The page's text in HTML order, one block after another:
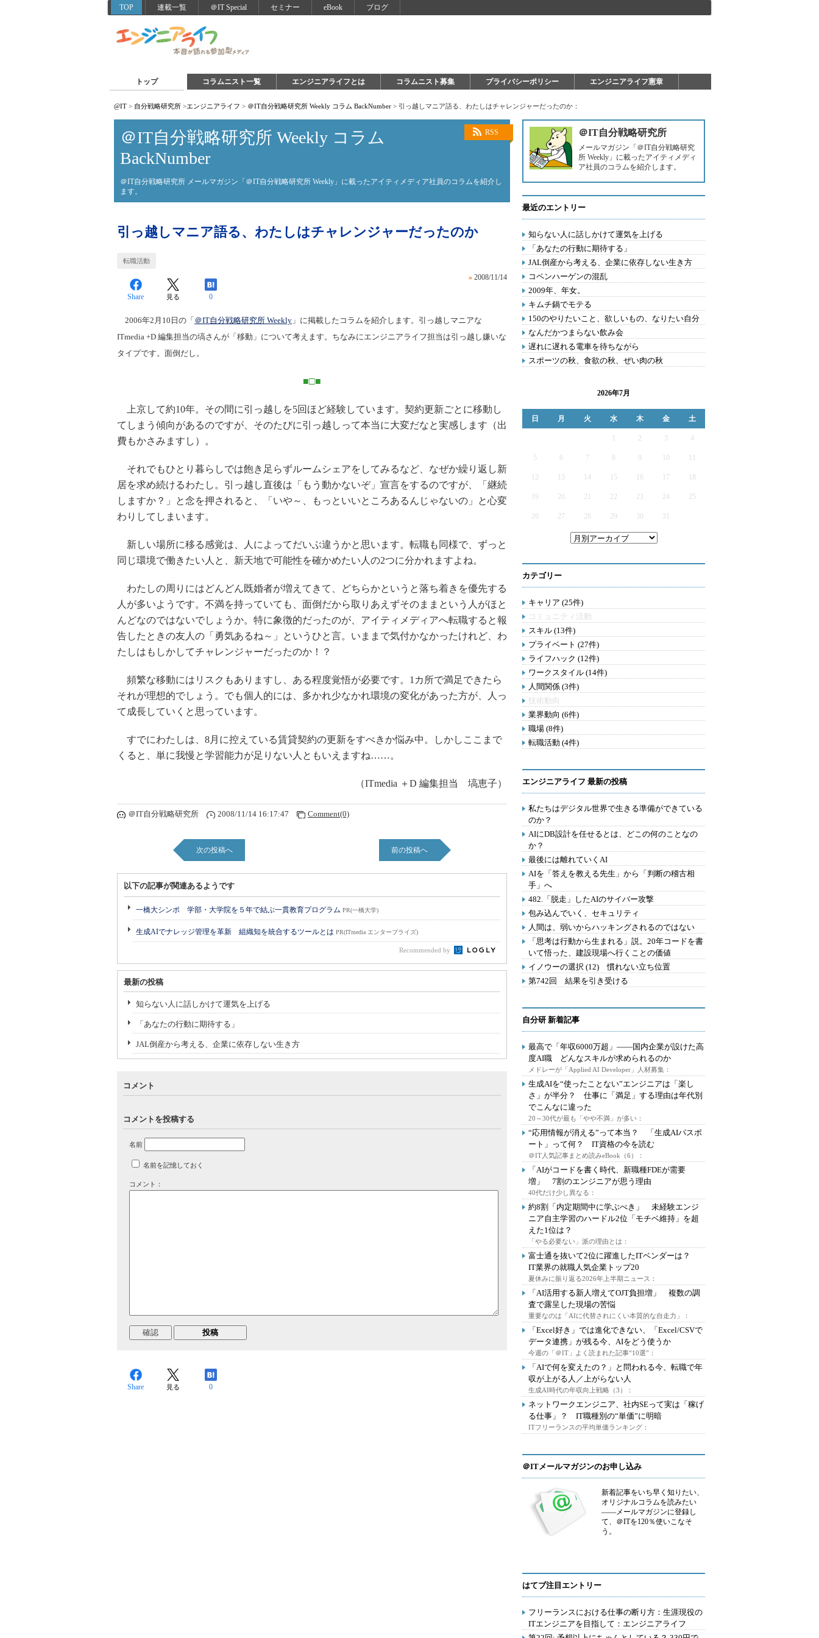
TOP 連載一覧 ＠IT Special セミナー eBook ブログ
トップ コラムニスト一覧 エンジニアライフとは コラムニスト募集 プライバシーポリシー エンジニアライフ憲章
@IT > 自分戦略研究所 >エンジニアライフ > ＠IT自分戦略研究所 Weekly コラム BackNumber > 引っ越しマニア語る、わたしはチャレンジャーだったのか：
RSS
＠IT自分戦略研究所 Weekly コラム
BackNumber
＠IT自分戦略研究所 メールマガジン「＠IT自分戦略研究所 Weekly」に載ったアイティメディア社員のコラムを紹介し
ます。
引っ越しマニア語る、わたしはチャレンジャーだったのか
転職活動
» 2008/11/14
Share 見る 0
2006年2月10日の「 ＠IT自分戦略研究所 Weekly 」に掲載したコラムを紹介します。引っ越しマニアな
ITmedia +D 編集担当の塙さんが「移動」について考えます。ちなみにエンジニアライフ担当は引っ越し嫌いな
タイプです。面倒だし。
■□■
上京して約10年。その間に引っ越しを5回ほど経験しています。契約更新ごとに移動し
てしまう傾向があるのですが、そのたびに引っ越しって本当に大変だなと実感します（出
費もかさみますし）。
それでもひとり暮らしでは飽き足らずルームシェアをしてみるなど、なぜか繰り返し新
居を求め続けるわたし。引っ越し直後は「もう動かないぞ」宣言をするのですが、「継続
しますか？」と念を押されると、「いや～、もっといいところあるんじゃないの」と心変
わりしてしまいます。
新しい場所に移る感覚は、人によってだいぶ違うかと思います。転職も同様で、ずっと
同じ環境で働きたい人と、新天地で可能性を確かめたい人の2つに分かれますよね。
わたしの周りにはどんどん既婚者が増えてきて、どちらかというと落ち着きを優先する
人が多いようです。不満を持っていても、面倒だから取りあえずそのままという人がほと
んどなのではないでしょうか。特に象徴的だったのが、アイティメディアへ転職すると報
告したときの友人の「勇気あるね～」というひと言。いままで気付かなかったけれど、わ
たしはもしかしてチャレンジャーだったのか！？
頻繁な移動にはリスクもありますし、ある程度覚悟が必要です。1カ所で満足できたら
それが理想的でしょう。でも個人的には、多かれ少なかれ環境の変化があった方が、人っ
て成長していくと思っています。
すでにわたしは、8月に控えている賃貸契約の更新をすべきか悩み中。しかしここまで
くると、単に我慢と学習能力が足りない人ともいえますね……。
（ITmedia ＋D 編集担当 塙恵子）
＠IT自分戦略研究所 2008/11/14 16:17:47 Comment(0)
次の投稿へ 前の投稿へ
以下の記事が関連あるようです
一橋大シンポ 学部・大学院を５年で結ぶ一貫教育プログラム PR(一橋大学)
生成AIでナレッジ管理を革新 組織知を統合するツールとは PR(ITmedia エンタープライズ)
Recommended by
最新の投稿
知らない人に話しかけて運気を上げる
「あなたの行動に期待する」
JAL倒産から考える、企業に依存しない生き方
コメント
コメントを投稿する
名前
名前を記憶しておく
コメント：
Share 見る 0
＠IT自分戦略研究所
メールマガジン「＠IT自分戦略研究
所 Weekly」に載ったアイティメディ
ア社員のコラムを紹介します。
最近のエントリー
知らない人に話しかけて運気を上げる
「あなたの行動に期待する」
JAL倒産から考える、企業に依存しない生き方
コペンハーゲンの混乱
2009年、年女。
キムチ鍋でモテる
150のやりたいこと、欲しいもの、なりたい自分
なんだかつまらない飲み会
遅れに遅れる電車を待ちながら
スポーツの秋、食欲の秋、ぜい肉の秋
2026年7月
日 月 火 水 木 金 土
2 3 4
5 6 7 9
12 13 14 15 16 17
19 20 21 22 23 24 25
26 27 28 29 30 31
カテゴリー
キャリア (25件)
コミュニティ活動
スキル (13件)
プライベート (27件)
ライフハック (12件)
ワークスタイル (14件)
人間関係 (3件)
技術動向
業界動向 (6件)
職場 (8件)
転職活動 (4件)
エンジニアライフ 最新の投稿
私たちはデジタル世界で生きる準備ができている
のか？
AIにDB設計を任せるとは、どこの何のことなの
か？
最後には離れていくAI
AIを「答えを教える先生」から「判断の稽古相
手」へ
482.「脱走」したAIのサイバー攻撃
包み込んでいく、セキュリティ
人間は、弱いからハッキングされるのではない
「思考は行動から生まれる」説。20年コードを書
いて悟った、建設現場へ行くことの価値
イノウーの選択 (12) 慣れない立ち位置
第742回 結果を引き受ける
自分研 新着記事
最高で「年収6000万超」――国内企業が設けた高
度AI職 どんなスキルが求められるのか
メドレーが「Applied AI Developer」人材募集：
生成AIを“使ったことない”エンジニアは「楽し
さ」が半分？ 仕事に「満足」する理由は年代別
でこんなに違った
20～30代が最も「やや不満」が多い：
“応用情報が消える”って本当？ 「生成AIパスポ
ート」って何？ IT資格の今を読む
＠IT人気記事まとめ読みeBook（6）：
「AIがコードを書く時代、新職種FDEが需要
増」 7割のエンジニアが思う理由
40代だけ少し異なる：
約8割「内定期間中に学ぶべき」 未経験エンジ
ニア自主学習のハードル2位「モチベ維持」を超
えた1位は？
「やる必要ない」派の理由とは：
富士通を抜いて2位に躍進したITベンダーは？
IT業界の就職人気企業トップ20
夏休みに振り返る2026年上半期ニュース：
「AI活用する新人増えてOJT負担増」 複数の調
査で露呈した現場の苦悩
重要なのは「AIに代替されにくい本質的な自走力」：
「Excel好き」では進化できない、「Excel/CSVで
データ連携」が残る今、AIをどう使うか
今週の「＠IT」よく読まれた記事“10選”：
「AIで何を変えたの？」と問われる今、転職で年
収が上がる人／上がらない人
生成AI時代の年収向上戦略（3）：
ネットワークエンジニア、社内SEって実は「稼げ
る仕事」？ IT職種別の“単価”に明暗
ITフリーランスの平均単価ランキング：
＠ITメールマガジンのお申し込み
新着記事をいち早く知りたい、
オリジナルコラムを読みたい
――メールマガジンに登録し
て、＠ITを120％使いこなそ
う。
はてブ注目エントリー
フリーランスにおける仕事の断り方：生涯現役の
ITエンジニアを目指して：エンジニアライフ